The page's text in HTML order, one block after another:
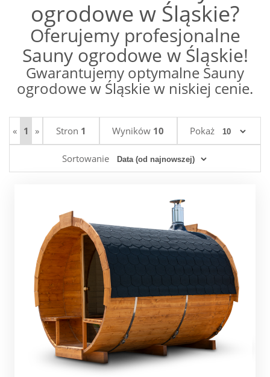
ogrodowe w Śląskie?
Oferujemy profesjonalne
Sauny ogrodowe w Śląskie!
Gwarantujemy optymalne Sauny
ogrodowe w Śląskie w niskiej cenie.
« 1 » Stron 1 Wyników 10 Pokaż
Sortowanie